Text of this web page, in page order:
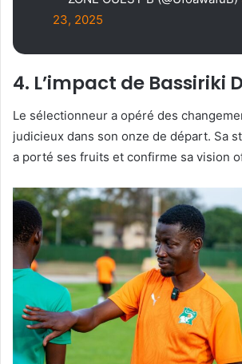
23, 2025
4. L’impact de Bassiriki
Le sélectionneur a opéré des
judicieux dans son onze de départ. Sa
a porté ses fruits et confirme sa vision